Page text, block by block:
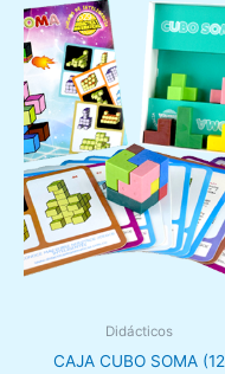
Didácticos
CAJA CUBO SOMA (12